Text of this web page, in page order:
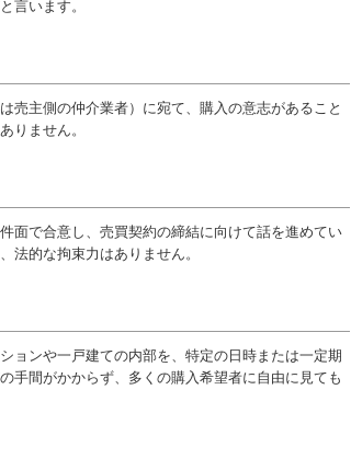
言います。
売主側の仲介業者）に宛て、購入の意志があること
りません。
面で合意し、売買契約の締結に向けて話を進めてい
法的な拘束力はありません。
ョンや一戸建ての内部を、特定の日時または一定期
手間がかからず、多くの購入希望者に自由に見ても